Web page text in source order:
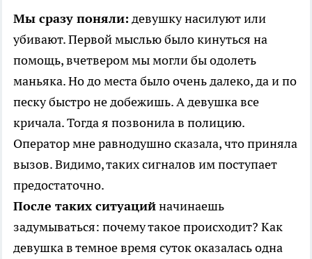
Мы сразу поняли: девушку насилуют или
убивают. Первой мыслью было кинуться на
помощь, вчетвером мы могли бы одолеть
маньяка. Но до места было очень далеко, да и по
песку быстро не добежишь. А девушка все
кричала. Тогда я позвонила в полицию.
Оператор мне равнодушно сказала, что приняла
вызов. Видимо, таких сигналов им поступает
предостаточно.
После таких ситуацийначинаешь
задумываться: почему такое происходит? Как
девушка в темное время суток оказалась одна